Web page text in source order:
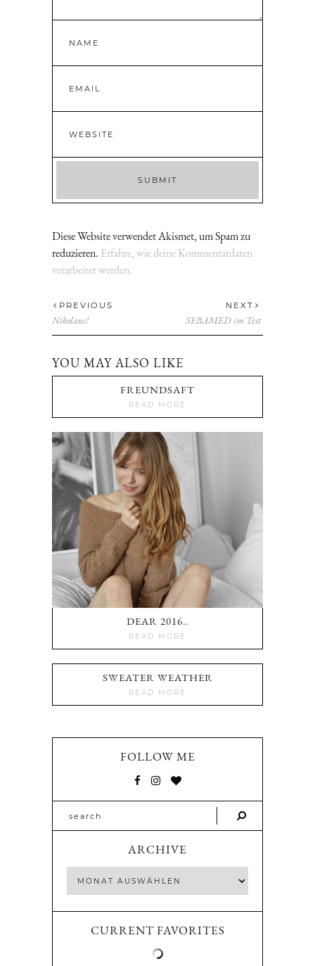
Diese Website verwendet Akismet, um Spam zu
reduzieren. Erfahre, wie deine Kommentardaten
verarbeitet werden.
PREVIOUS
Nikolaus!
NEXT
SEBAMED im Test
YOU MAY ALSO LIKE
FREUNDSAFT
READ MORE
DEAR 2016..
READ MORE
SWEATER WEATHER
READ MORE
FOLLOW ME
ARCHIVE
CURRENT FAVORITES